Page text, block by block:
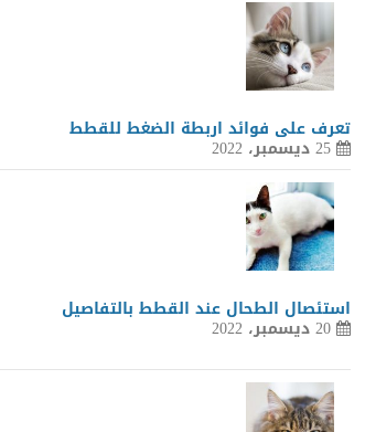
تعرف على فوائد اربطة الضغط للقطط
25 ديسمبر، 2022
استئصال الطحال عند القطط بالتفاصيل
20 ديسمبر، 2022